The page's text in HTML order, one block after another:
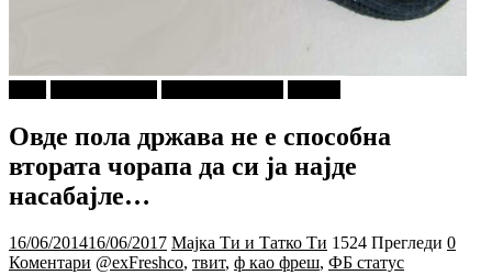
Овде пола држава не е способна
втората чорапа да си ја најде
насабајле…
16/06/201416/06/2017 Мајка Ти и Татко Ти 1524 Прегледи 0
Коментари @exFreshco, твит, ф као фреш, ФБ статус